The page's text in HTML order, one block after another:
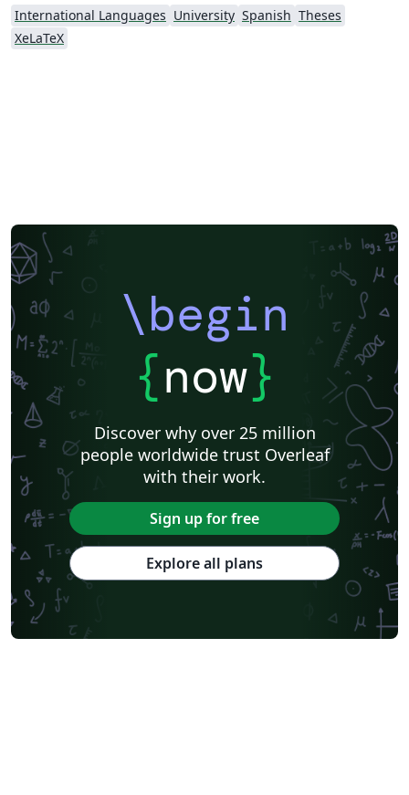
International Languages University Spanish Theses
XeLaTeX
\begin
{now}
Discover why over 25 million
people worldwide trust Overleaf
with their work.
Sign up for free
Explore all plans